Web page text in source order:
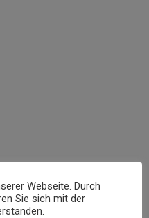
Webseite. Durch
Sie sich mit der